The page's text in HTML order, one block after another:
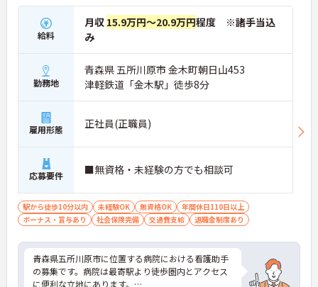
給料
月収 15.9万円～20.9万円程度 ※諸手当込
み
勤務地
青森県 五所川原市 金木町朝日山453
津軽鉄道「金木駅」徒歩8分
雇用形態 正社員(正職員)
応募要件 ■無資格・未経験の方でも相談可
駅から徒歩10分以内 未経験OK 無資格OK
年間休日110日以上
ボーナス・賞与あり
社会保険完備 交通費支給 退職金制度あり
青森県五所川原市に位置する病院における看護助手
の募集です。病院は最寄駅より徒歩圏内とアクセス
に便利な立地にあります。